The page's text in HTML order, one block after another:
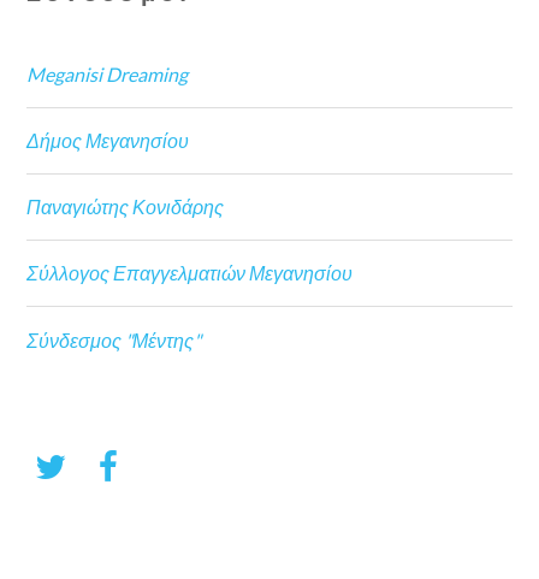
Meganisi Dreaming
Δήμος Μεγανησίου
Παναγιώτης Κονιδάρης
Σύλλογος Επαγγελματιών Μεγανησίου
Σύνδεσμος "Μέντης"